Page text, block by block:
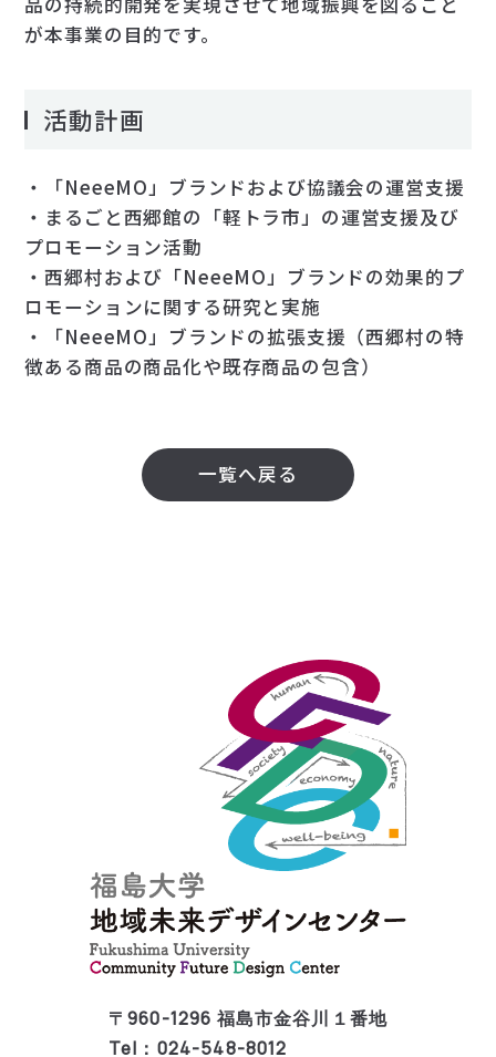
が本事業の目的です。
活動計画
・「NeeeMO」ブランドおよび協議会の運営支援
・まるごと西郷館の「軽トラ市」の運営支援及び
プロモーション活動
・西郷村および「NeeeMO」ブランドの効果的プ
ロモーションに関する研究と実施
・「NeeeMO」ブランドの拡張支援（西郷村の特
徴ある商品の商品化や既存商品の包含）
一覧へ戻る
〒960-1296 福島市金谷川１番地
Tel：024-548-8012